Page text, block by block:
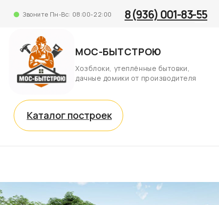
Хозблоки, утеплённые бытовки,
дачные домики от производителя
Каталог построек
8 (936) 001-83-55